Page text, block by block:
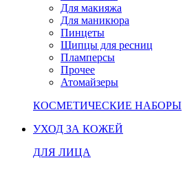
Для макияжа
Для маникюра
Пинцеты
Щипцы для ресниц
Пламперсы
Прочее
Атомайзеры
КОСМЕТИЧЕСКИЕ НАБОРЫ
УХОД ЗА КОЖЕЙ
ДЛЯ ЛИЦА